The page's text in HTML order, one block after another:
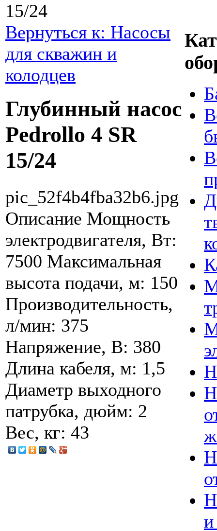
15/24
Вернуться к: Насосы
для скважин и
колодцев
Глубинный насос
Pedrollo 4 SR
15/24
pic_52f4b4fba32b6.jpg
Описание Мощность
электродвигателя, Вт:
7500 Максимальная
высота подачи, м: 150
Производительность,
л/мин: 375
Напряжение, В: 380
Длина кабеля, м: 1,5
Диаметр выходного
патрубка, дюйм: 2
Вес, кг: 43
и